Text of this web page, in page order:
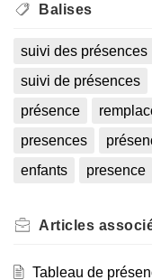
Balises
suivi des présences
suivi de présences
présence
presences
enfants
presence
Articles
Tableau de